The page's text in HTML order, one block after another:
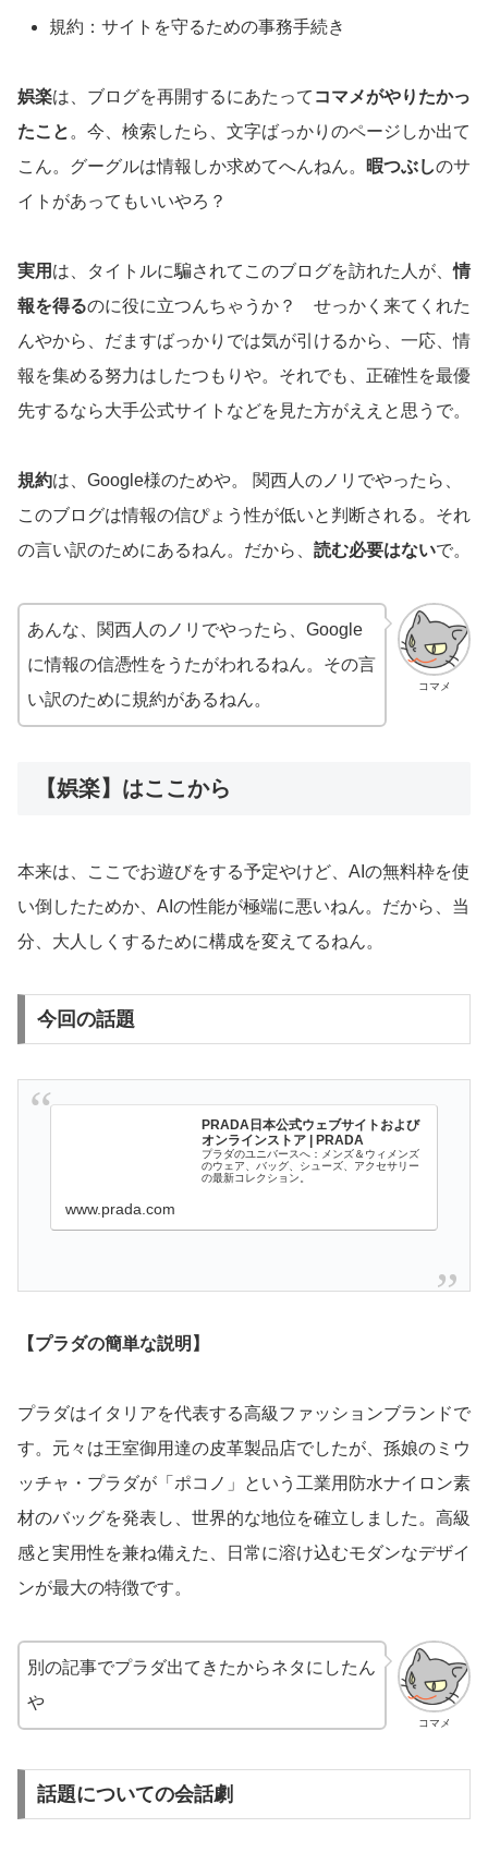
規約：サイトを守るための事務手続き
娯楽は、ブログを再開するにあたって コマメがやりたかっ
たこと 。今、検索したら、文字ばっかりのページしか出て
こん。グーグルは情報しか求めてへんねん。
暇つぶしのサ
イトがあってもいいやろ？
実用 は、タイトルに騙されてこのブログを訪れた人が、情
報を得るのに役に立つんちゃうか？ せっかく来てくれた
んやから、だますばっかりでは気が引けるから、一応、情
報を集める努力はしたつもりや。それでも、正確性を最優
先するなら大手公式サイトなどを見た方がええと思うで。
規約は、Google様のためや。 関西人のノリでやったら、
このブログは情報の信ぴょう性が低いと判断される。それ
の言い訳のためにあるねん。だから、 読む必要はないで。
コマメ
あんな、関西人のノリでやったら、Google
に情報の信憑性をうたがわれるねん。その言
い訳のために規約があるねん。
【娯楽】はここから
本来は、ここでお遊びをする予定やけど、AIの無料枠を使
い倒したためか、AIの性能が極端に悪いねん。だから、当
分、大人しくするために構成を変えてるねん。
今回の話題
PRADA日本公式ウェブサイトおよび
オンラインストア | PRADA
プラダのユニバースへ：メンズ＆ウィメンズ
のウェア、バッグ、シューズ、アクセサリー
の最新コレクション。
www.prada.com
【プラダの簡単な説明】
プラダはイタリアを代表する高級ファッションブランドで
す。元々は王室御用達の皮革製品店でしたが、孫娘のミウ
ッチャ・プラダが「ポコノ」という工業用防水ナイロン素
材のバッグを発表し、世界的な地位を確立しました。高級
感と実用性を兼ね備えた、日常に溶け込むモダンなデザイ
ンが最大の特徴です。
コマメ
別の記事でプラダ出てきたからネタにしたん
や
話題についての会話劇